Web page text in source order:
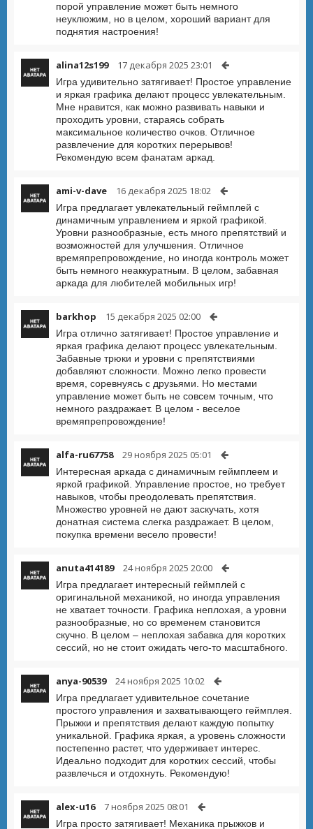
порой управление может быть немного
неуклюжим, но в целом, хороший вариант для
поднятия настроения!
alina12s199 17 декабря 2025 23:01
Игра удивительно затягивает! Простое управление
и яркая графика делают процесс увлекательным.
Мне нравится, как можно развивать навыки и
проходить уровни, стараясь собрать
максимальное количество очков. Отличное
развлечение для коротких перерывов!
Рекомендую всем фанатам аркад.
ami-v-dave 16 декабря 2025 18:02
Игра предлагает увлекательный геймплей с
динамичным управлением и яркой графикой.
Уровни разнообразные, есть много препятствий и
возможностей для улучшения. Отличное
времяпрепровождение, но иногда контроль может
быть немного неаккуратным. В целом, забавная
аркада для любителей мобильных игр!
barkhop 15 декабря 2025 02:00
Игра отлично затягивает! Простое управление и
яркая графика делают процесс увлекательным.
Забавные трюки и уровни с препятствиями
добавляют сложности. Можно легко провести
время, соревнуясь с друзьями. Но местами
управление может быть не совсем точным, что
немного раздражает. В целом - веселое
времяпрепровождение!
alfa-ru67758 29 ноября 2025 05:01
Интересная аркада с динамичным геймплеем и
яркой графикой. Управление простое, но требует
навыков, чтобы преодолевать препятствия.
Множество уровней не дают заскучать, хотя
донатная система слегка раздражает. В целом,
покупка времени весело провести!
anuta414189 24 ноября 2025 20:00
Игра предлагает интересный геймплей с
оригинальной механикой, но иногда управления
не хватает точности. Графика неплохая, а уровни
разнообразные, но со временем становится
скучно. В целом – неплохая забавка для коротких
сессий, но не стоит ожидать чего-то масштабного.
anya-90539 24 ноября 2025 10:02
Игра предлагает удивительное сочетание
простого управления и захватывающего геймплея.
Прыжки и препятствия делают каждую попытку
уникальной. Графика яркая, а уровень сложности
постепенно растет, что удерживает интерес.
Идеально подходит для коротких сессий, чтобы
развлечься и отдохнуть. Рекомендую!
alex-u16 7 ноября 2025 08:01
Игра просто затягивает! Механика прыжков и